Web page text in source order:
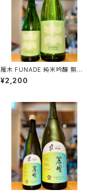
雁木 FUNADE 純米吟醸 無濾
過生原酒 720ml１本（八百新酒
造・山口県岩国市今津町）
¥2,200